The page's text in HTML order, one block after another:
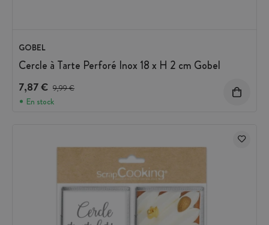
GOBEL
Cercle à Tarte Perforé Inox 18 x H 2 cm Gobel
7,87 € Prix avant réduction :
9,99 €
En stock